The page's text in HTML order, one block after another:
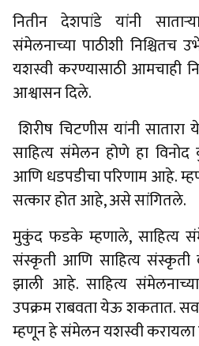
नितीन देशपांडे यांनी
संमेलनाच्या पाठीशी
यशस्वी करण्यासाठी आमचाही
आश्वासन दिले.
शिरीष चिटणीस यांनी
साहित्य संमेलन होणे हा विनोद
आणि धडपडीचा परिणाम आहे.
सत्कार होत आहे, असे सांगितले.
मुकुंद फडके म्हणाले, साहित्य
संस्कृती आणि साहित्य संस्कृती
झाली आहे. साहित्य
उपक्रम राबवता येऊ शकतात.
म्हणून हे संमेलन यशस्वी करायला